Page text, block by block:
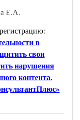
Е.А.
в
свои
нарушения
контента.